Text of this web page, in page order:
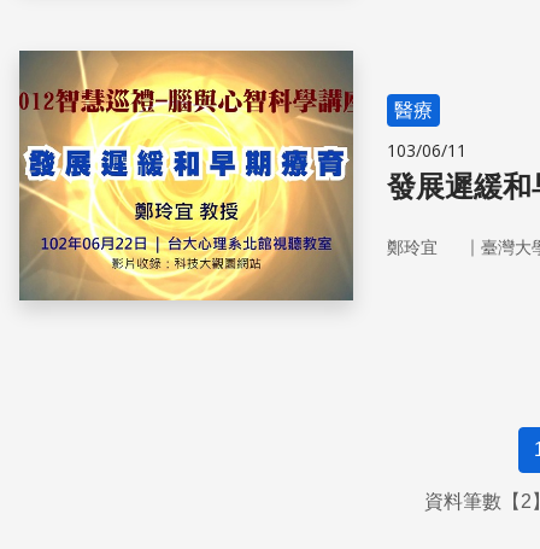
醫療
103/06/11
發展遲緩和
鄭玲宜 ｜ 臺灣大
資料筆數【2